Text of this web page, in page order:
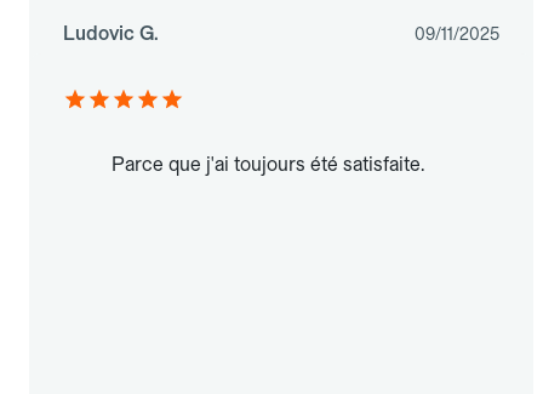
Ludovic G. 09/11/2025
Parce que j'ai toujours été satisfaite.